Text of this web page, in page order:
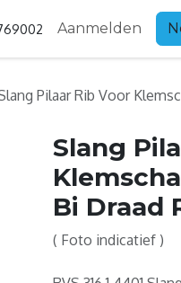
Aanmelden
Pilaar Rib Voor
Slang
Bi Draad
( Foto indicatief )